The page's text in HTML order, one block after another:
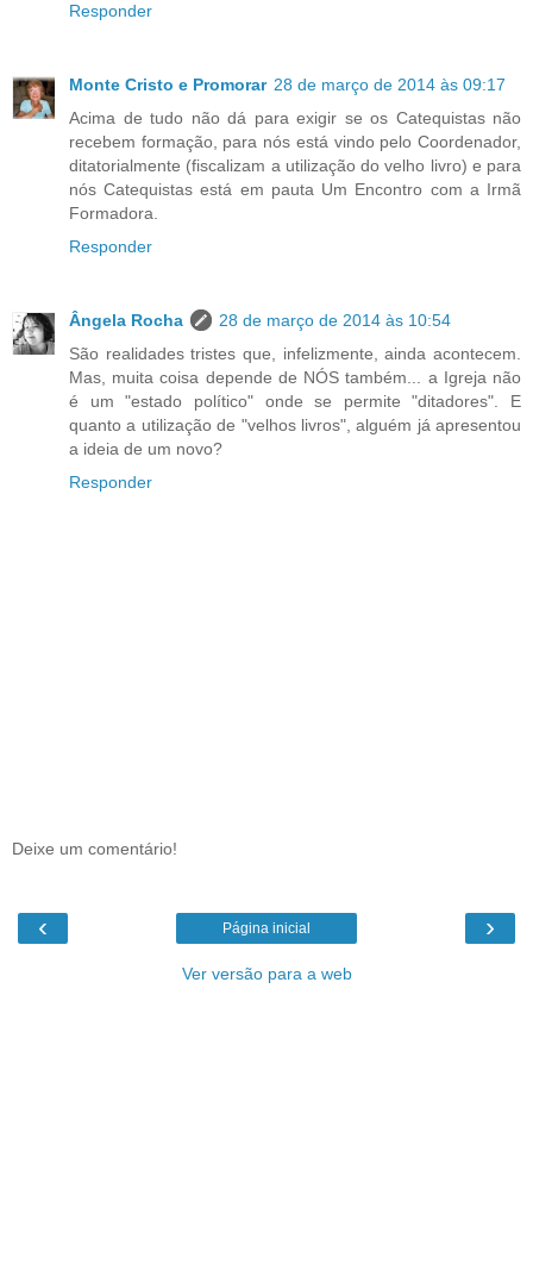
Responder
Monte Cristo e Promorar 28 de março de 2014 às 09:17
Acima de tudo não dá para exigir se os Catequistas não
recebem formação, para nós está vindo pelo Coordenador,
ditatorialmente (fiscalizam a utilização do velho livro) e para
nós Catequistas está em pauta Um Encontro com a Irmã
Formadora.
Responder
Ângela Rocha
28 de março de 2014 às 10:54
São realidades tristes que, infelizmente, ainda acontecem.
Mas, muita coisa depende de NÓS também... a Igreja não
é um "estado político" onde se permite "ditadores". E
quanto a utilização de "velhos livros", alguém já apresentou
a ideia de um novo?
Responder
Deixe um comentário!
‹ ›
Página inicial
Ver versão para a web